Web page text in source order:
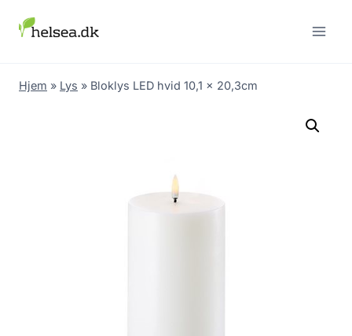
Hjem » Lys » Bloklys LED hvid 10,1 x 20,3cm